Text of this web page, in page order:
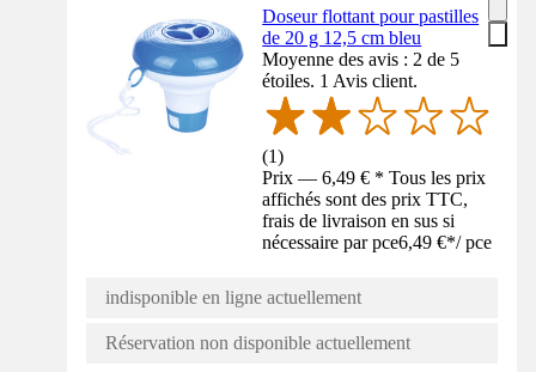
Doseur flottant pour pastilles
de 20 g 12,5 cm bleu
Moyenne des avis : 2 de 5
étoiles. 1 Avis client.
(1)
Prix — 6,49 € * Tous les prix
affichés sont des prix TTC,
frais de livraison en sus si
nécessaire par pce6,49 €*/ pce
indisponible en ligne actuellement
Réservation non disponible actuellement